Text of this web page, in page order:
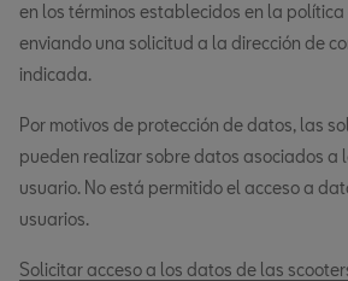
en los términos establecidos en la
enviando una solicitud a la dirección de
indicada.
Por motivos de protección de datos, las
pueden realizar sobre datos asociados a
usuario. No está permitido el acceso a
usuarios.
Solicitar acceso a los datos de las